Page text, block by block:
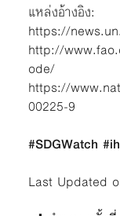
แหล่งอ้างอิง:
https://
http://
ode/
https://
00225-9
#SDGWatch
Last Updated